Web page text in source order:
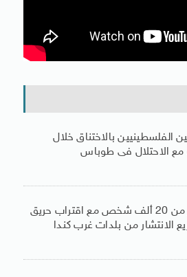
الفلسطينيين بالاختناق خلال
الاحتلال فى طوباس
إجلاء أكثر من 20 ألف شخص مع اقتراب حريق
الانتشار من بلدات غرب كندا